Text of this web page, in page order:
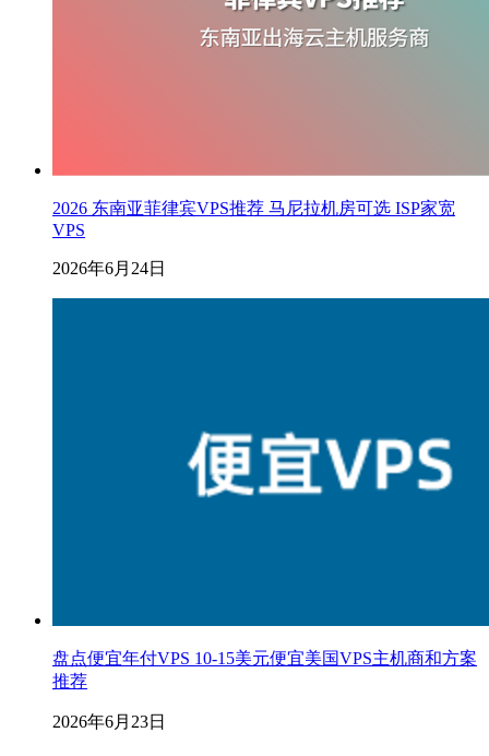
2026 东南亚菲律宾VPS推荐 马尼拉机房可选 ISP家宽
VPS
2026年6月24日
盘点便宜年付VPS 10-15美元便宜美国VPS主机商和方案
推荐
2026年6月23日